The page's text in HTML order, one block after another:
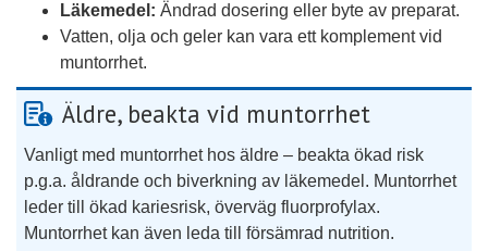
Läkemedel: Ändrad dosering eller byte av preparat.
Vatten, olja och geler kan vara ett komplement vid
muntorrhet.
Äldre, beakta vid muntorrhet
Vanligt med muntorrhet hos äldre – beakta ökad risk
p.g.a. åldrande och biverkning av läkemedel. Muntorrhet
leder till ökad kariesrisk, överväg fluorprofylax.
Muntorrhet kan även leda till försämrad nutrition.